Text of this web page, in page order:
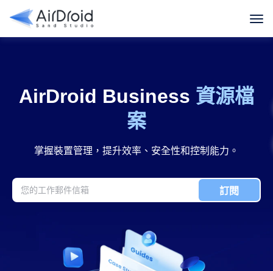
AirDroid Business 資源檔
案
掌握裝置管理，提升效率、安全性和控制能力。
訂閱